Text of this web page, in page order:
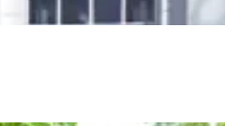
Waddenzee, midden in het groen of